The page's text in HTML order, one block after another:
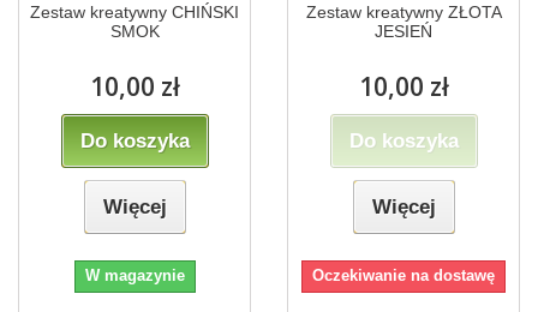
Zestaw kreatywny CHIŃSKI
SMOK
10,00 zł
Do koszyka
Więcej
W magazynie
Zestaw kreatywny ZŁOTA
JESIEŃ
10,00 zł
Do koszyka
Więcej
Oczekiwanie na dostawę